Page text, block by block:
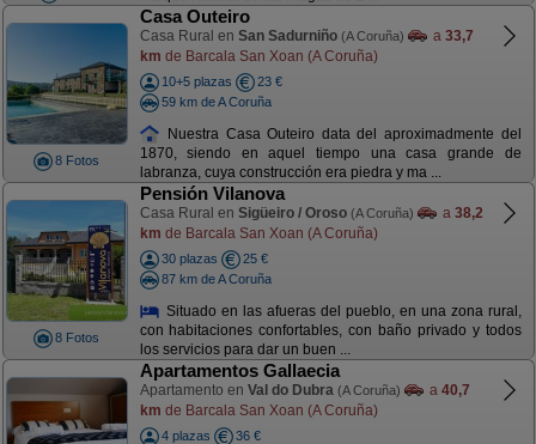
8 Fotos
Casa Outeiro
Casa Rural en San Sadurniño (A Coruña) a 33,7
km de Barcala San Xoan (A Coruña)
10+5 plazas
23 €
59 km de A Coruña
Nuestra Casa Outeiro data del aproximadmente del
1870, siendo en aquel tiempo una casa grande de
labranza, cuya construcción era piedra y ma ...
8 Fotos
Pensión Vilanova
Casa Rural en Sigüeiro / Oroso (A Coruña) a 38,2
km de Barcala San Xoan (A Coruña)
30 plazas
25 €
87 km de A Coruña
Situado en las afueras del pueblo, en una zona rural,
con habitaciones confortables, con baño privado y todos
los servicios para dar un buen ...
Apartamentos Gallaecia
Apartamento en Val do Dubra (A Coruña) a 40,7
km de Barcala San Xoan (A Coruña)
4 plazas 36 €